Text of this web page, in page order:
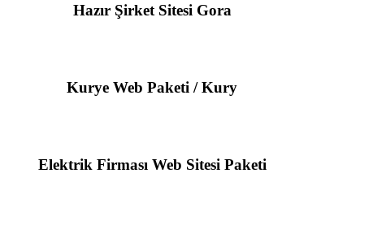
Hazır Şirket Sitesi Gora
Kurye Web Paketi / Kury
Elektrik Firması Web Sitesi Paketi